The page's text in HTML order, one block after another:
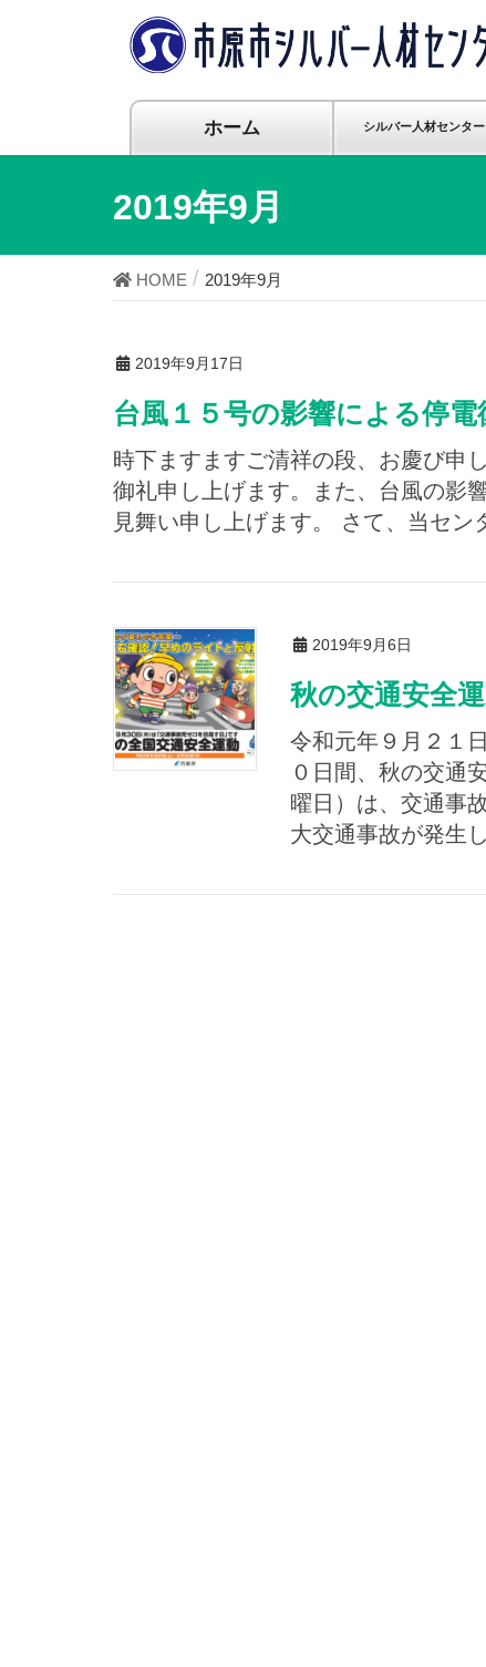
ホーム シルバー人材センタ
2019年9月
HOME 2019年9月
2019年9月17日
台風１５号の影響による停
時下ますますご清祥の段、お慶び申
御礼申し上げます。また、台風の影
見舞い申し上げます。 さて、当セ
2019年9月6日
秋の交通安全
令和元年９月２１
０日間、秋の交通
曜日）は、交通事
大交通事故が発生